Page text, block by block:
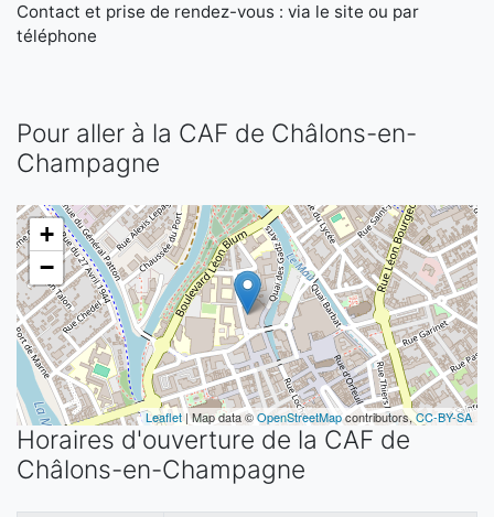
Contact et prise de rendez-vous : via le site ou par
téléphone
Pour aller à la CAF de Châlons-en-
Champagne
+
−
Leaflet| Map data ©OpenStreetMapcontributors,CC-BY-SA
Horaires d'ouverture de la CAF de
Châlons-en-Champagne